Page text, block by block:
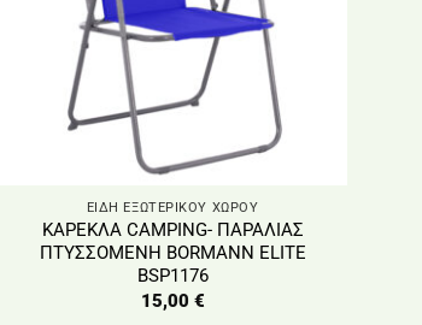
ΕΙΔΗ ΕΞΩΤΕΡΙΚΟΥ ΧΩΡΟΥ
ΚΑΡΕΚΛΑ CAMPING- ΠΑΡΑΛΙΑΣ
ΠΤΥΣΣΟΜΕΝΗ BORMANN ELITE
BSP1176
15,00 €